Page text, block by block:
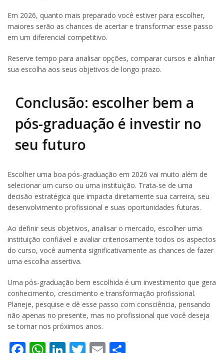
Em 2026, quanto mais preparado você estiver para escolher,
maiores serão as chances de acertar e transformar esse passo
em um diferencial competitivo.
Reserve tempo para analisar opções, comparar cursos e alinhar
sua escolha aos seus objetivos de longo prazo.
Conclusão: escolher bem a
pós-graduação é investir no
seu futuro
Escolher uma boa pós-graduação em 2026 vai muito além de
selecionar um curso ou uma instituição. Trata-se de uma
decisão estratégica que impacta diretamente sua carreira, seu
desenvolvimento profissional e suas oportunidades futuras.
Ao definir seus objetivos, analisar o mercado, escolher uma
instituição confiável e avaliar criteriosamente todos os aspectos
do curso, você aumenta significativamente as chances de fazer
uma escolha assertiva.
Uma pós-graduação bem escolhida é um investimento que gera
conhecimento, crescimento e transformação profissional.
Planeje, pesquise e dê esse passo com consciência, pensando
não apenas no presente, mas no profissional que você deseja
se tornar nos próximos anos.